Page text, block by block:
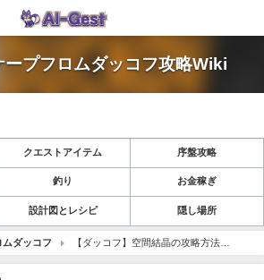
ープフロムダッコフ攻略Wiki
クエストアイテム 序盤攻略
釣り お金稼ぎ
設計図とレシピ 隠し場所
ムダッコフ
【ダッコフ】空間結晶の攻略方法